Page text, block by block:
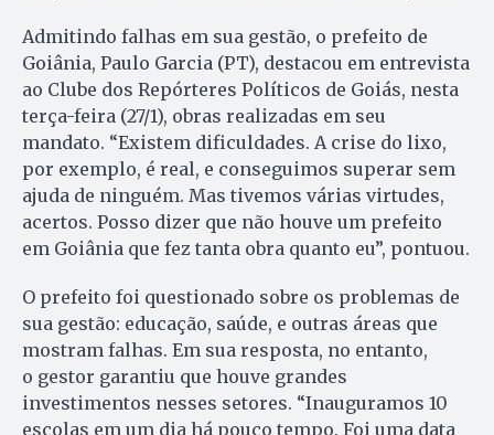
Admitindo falhas em sua gestão, o prefeito de
Goiânia, Paulo Garcia (PT), destacou em entrevista
ao Clube dos Repórteres Políticos de Goiás, nesta
terça-feira (27/1), obras realizadas em seu
mandato. “Existem dificuldades. A crise do lixo,
por exemplo, é real, e conseguimos superar sem
ajuda de ninguém. Mas tivemos várias virtudes,
acertos. Posso dizer que não houve um prefeito
em Goiânia que fez tanta obra quanto eu”, pontuou.
O prefeito foi questionado sobre os problemas de
sua gestão: educação, saúde, e outras áreas que
mostram falhas. Em sua resposta, no entanto,
o gestor garantiu que houve grandes
investimentos nesses setores. “Inauguramos 10
escolas em um dia há pouco tempo. Foi uma data